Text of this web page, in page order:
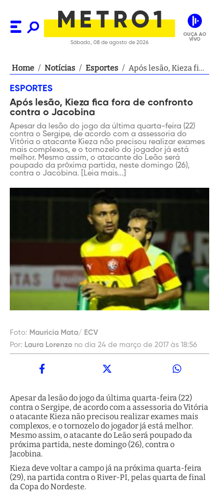
Sábado, 08 de agosto de 2026
OUÇA AO
VIVO
Home / Notícias / Esportes / Após lesão, Kieza fica
ESPORTES
Após lesão, Kieza fica fora de confronto
contra o Jacobina
Apesar da lesão do jogo da última quarta-feira (22)
contra o Sergipe, de acordo com a assessoria do
Vitória o atacante Kieza não precisou realizar exames
mais complexos, e o tornozelo do jogador já está
melhor. Mesmo assim, o atacante do Leão será
poupado da próxima partida, neste domingo (26),
contra o Jacobina. [Leia mais...]
Foto: Mauricia Mata/ ECV
Por: Laura Lorenzo no dia 24 de março de 2017 às 18:56
Apesar da lesão do jogo da última quarta-feira (22)
contra o Sergipe, de acordo com a assessoria do Vitória
o atacante Kieza não precisou realizar exames mais
complexos, e o tornozelo do jogador já está melhor.
Mesmo assim, o atacante do Leão será poupado da
próxima partida, neste domingo (26), contra o
Jacobina.
Kieza deve voltar a campo já na próxima quarta-feira
(29), na partida contra o River-PI, pelas quarta de final
da Copa do Nordeste.